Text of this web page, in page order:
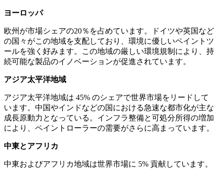
ヨーロッパ
欧州が市場シェアの20％を占めています。ドイツや英国など
の国々がこの地域を支配しており、環境に優しいペイントツ
ールを強く好みます。この地域の厳しい環境規制により、持
続可能な製品のイノベーションが促進されています。
アジア太平洋地域
アジア太平洋地域は 45% のシェアで世界市場をリードして
います。中国やインドなどの国における急速な都市化が主な
成長原動力となっている。インフラ整備と可処分所得の増加
により、ペイントローラーの需要がさらに高まっています。
中東とアフリカ
中東およびアフリカ地域は世界市場に 5% 貢献しています。